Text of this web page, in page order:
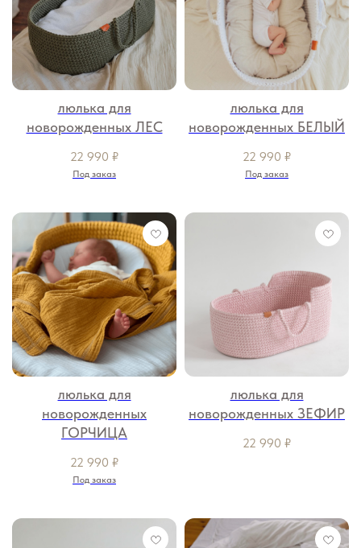
люлька для
новорожденных ЛЕС
22 990 ₽
Под заказ
люлька для
новорожденных БЕЛЫЙ
22 990 ₽
Под заказ
люлька для
новорожденных
ГОРЧИЦА
22 990 ₽
Под заказ
люлька для
новорожденных ЗЕФИР
22 990 ₽